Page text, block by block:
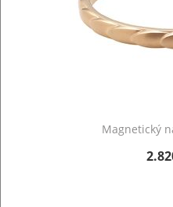
Magnetický